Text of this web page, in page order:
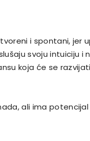
i spontani, jer
svoju intuiciju i
koja će se
ali ima